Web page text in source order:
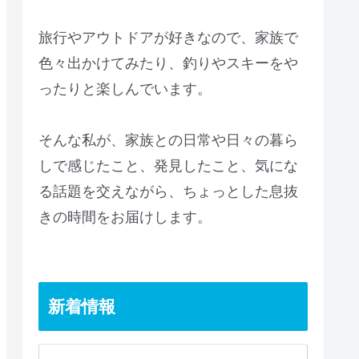
旅行やアウトドアが好きなので、家族で
色々出かけてみたり、釣りやスキーをや
ったりと楽しんでいます。
そんな私が、家族との日常や日々の暮ら
しで感じたこと、発見したこと、気にな
る話題を交えながら、ちょっとした息抜
きの時間をお届けします。
新着情報